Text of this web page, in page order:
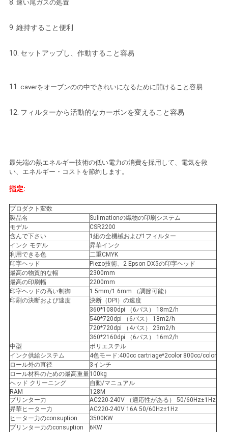
NEWS
図
プ
イ
バ
シ
ー
ポ
リ
シ
ー
8. 速い尾ガスの処置
9. 維持すること便利
10. セットアップし、作動すること容易
11. caverをオーブンのの中できれいになるために開けること容易
12. フィルターから活動的なカーボンを変えること容易
最先端の熱エネルギー技術の低い電力の消費を採用して、電気を救
い、エネルギー・コストを節約します。
指定:
プロダクト変数
製品名
Sulimationの織物の印刷システム
モデル
CSR2200
含んで下さい
1組の全機械および1フィルター
インク モデル
昇華インク
利用できる色
二重CMYK
印字ヘッド
Piezo技術、2 Epson DX5の印字ヘッド
最高の物質的な幅
2300mm
最高の印刷幅
2200mm
印字ヘッドの高い制御
1.5mm/1.6mm （調節可能）
印刷の決断および速度
決断（DPI）の速度
360*1080dpi （6パス） 18m2/h
540*720dpi （6パス） 18m2/h
720*720dpi （4パス） 23m2/h
360*2160dpi （6パス） 16m2/h
中型
ポリエステル
インク供給システム
4色モード:400cc cartriage*2color 800cc/color
ロール外の直径
3インチ
ロール材料のための最高重量100kg
ヘッド クリーニング
自動/マニュアル
RAM
128M
プリンター力
AC220-240V （適応性がある） 50/60Hz±1Hz
昇華ヒーター力
AC220-240V 16A 50/60Hz±1Hz
ヒーター力のconsuption
3500KW
プリンター力のconsuption
6KW